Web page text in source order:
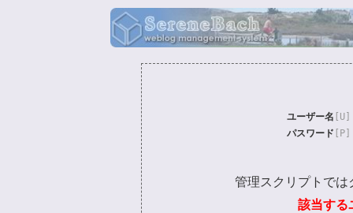
ユーザー名 [U]
パスワード [P]
管理スクリプトでは
該当する